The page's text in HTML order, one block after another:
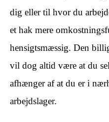
dig eller til hvor du
et hak mere
hensigtsmæssig. Den
vil dog altid være at du
afhænger af at du er i
arbejdslager.